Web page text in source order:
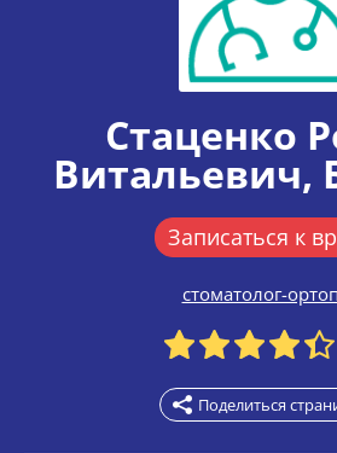
Стаценко
Витальевич,
Записаться к
стоматолог-
Поделиться